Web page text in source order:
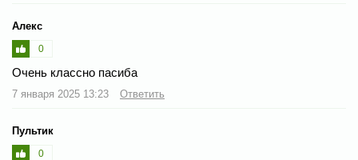
Алекс
0
Очень классно пасиба
7 января 2025 13:23 Ответить
Пультик
0